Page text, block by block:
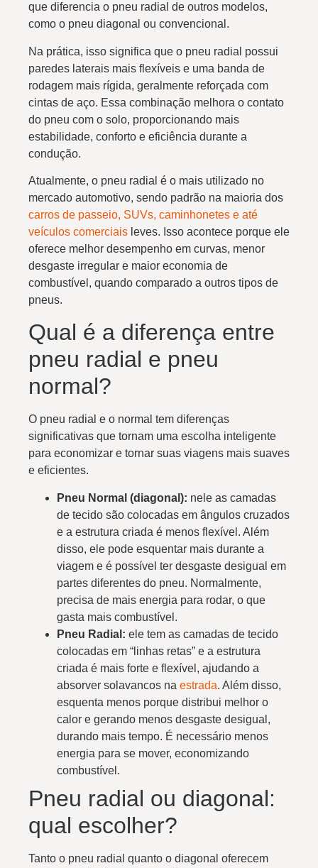
que diferencia o pneu radial de outros modelos,
como o pneu diagonal ou convencional.
Na prática, isso significa que o pneu radial possui
paredes laterais mais flexíveis e uma banda de
rodagem mais rígida, geralmente reforçada com
cintas de aço. Essa combinação melhora o contato
do pneu com o solo, proporcionando mais
estabilidade, conforto e eficiência durante a
condução.
Atualmente, o pneu radial é o mais utilizado no
mercado automotivo, sendo padrão na maioria dos
carros de passeio, SUVs, caminhonetes e até
veículos comerciais leves. Isso acontece porque ele
oferece melhor desempenho em curvas, menor
desgaste irregular e maior economia de
combustível, quando comparado a outros tipos de
pneus.
Qual é a diferença entre
pneu radial e pneu
normal?
O pneu radial e o normal tem diferenças
significativas que tornam uma escolha inteligente
para economizar e tornar suas viagens mais suaves
e eficientes.
Pneu Normal (diagonal): nele as camadas
de tecido são colocadas em ângulos cruzados
e a estrutura criada é menos flexível. Além
disso, ele pode esquentar mais durante a
viagem e é possível ter desgaste desigual em
partes diferentes do pneu. Normalmente,
precisa de mais energia para rodar, o que
gasta mais combustível.
Pneu Radial: ele tem as camadas de tecido
colocadas em “linhas retas” e a estrutura
criada é mais forte e flexível, ajudando a
absorver solavancos na estrada. Além disso,
esquenta menos porque distribui melhor o
calor e gerando menos desgaste desigual,
durando mais tempo. É necessário menos
energia para se mover, economizando
combustível.
Pneu radial ou diagonal:
qual escolher?
Tanto o pneu radial quanto o diagonal oferecem